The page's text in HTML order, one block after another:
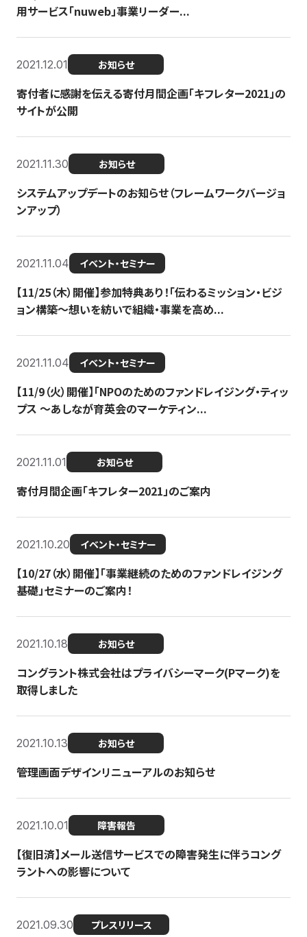
用サービス「nuweb」事業リーダー...
2021.12.01 お知らせ
寄付者に感謝を伝える寄付月間企画「キフレター2021」の
サイトが公開
2021.11.30 お知らせ
システムアップデートのお知らせ（フレームワークバージョ
ンアップ）
2021.11.04 イベント・セミナー
【11/25（木）開催】参加特典あり！「伝わるミッション・ビジ
ョン構築〜想いを紡いで組織・事業を高め...
2021.11.04 イベント・セミナー
【11/9（火）開催】「NPOのためのファンドレイジング・ティッ
プス 〜あしなが育英会のマーケティン...
2021.11.01 お知らせ
寄付月間企画「キフレター2021」のご案内
2021.10.20 イベント・セミナー
【10/27（水）開催】「事業継続のためのファンドレイジング
基礎」セミナーのご案内！
2021.10.18 お知らせ
コングラント株式会社はプライバシーマーク(Pマーク)を
取得しました
2021.10.13 お知らせ
管理画面デザインリニューアルのお知らせ
2021.10.01 障害報告
【復旧済】メール送信サービスでの障害発生に伴うコング
ラントへの影響について
2021.09.30 プレスリリース